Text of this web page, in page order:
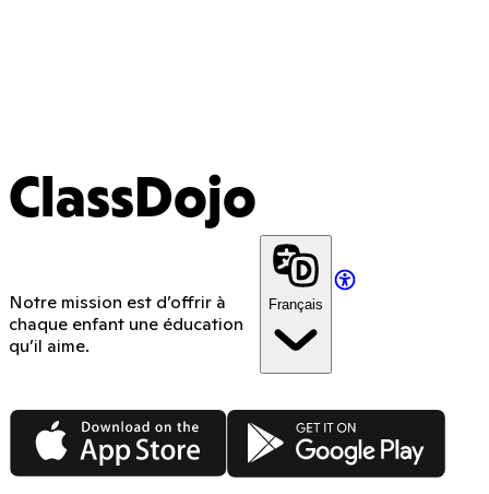
ClassDojo
Notre mission est d’offrir à
chaque enfant une éducation
qu’il aime.
Français
App Store Google Play